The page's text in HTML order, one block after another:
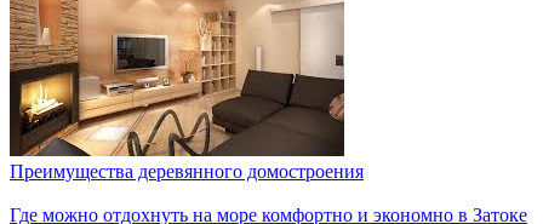
Преимущества деревянного домостроения
Где можно отдохнуть на море комфортно и экономно в Затоке